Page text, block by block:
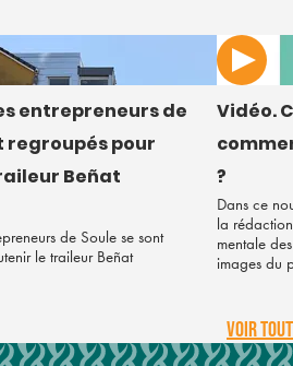
entrepreneurs de
regroupés pour
Beñat
de Soule se sont
le traileur Beñat
Vidéo.
?
Dans ce
la
mentale
images du
VOIR TOUT